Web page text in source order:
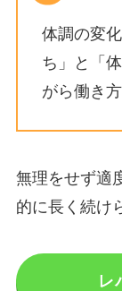
体調の変
ち」と「
がら働き
無理をせず適
的に長く続け
レ